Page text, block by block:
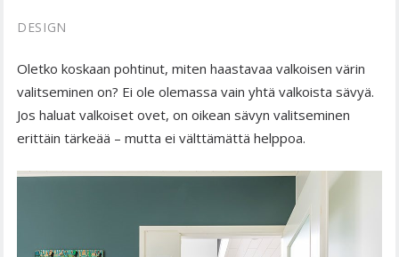
DESIGN
Oletko koskaan pohtinut, miten haastavaa valkoisen värin
valitseminen on? Ei ole olemassa vain yhtä valkoista sävyä.
Jos haluat valkoiset ovet, on oikean sävyn valitseminen
erittäin tärkeää – mutta ei välttämättä helppoa.